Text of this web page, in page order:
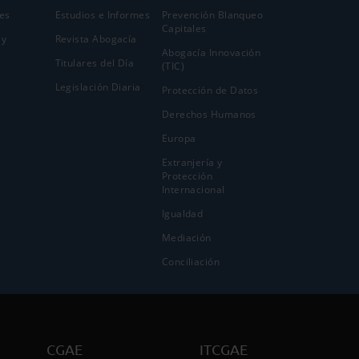
Estudios e Informes
Revista Abogacía
Titulares del Día
Legislación Diaria
Prevención Blanqueo
Capitales
Abogacía Innovación
(TIC)
Protección de Datos
Derechos Humanos
Europa
Extranjería y
Protección
Internacional
Igualdad
Mediación
Conciliación
CGAE ITCGAE